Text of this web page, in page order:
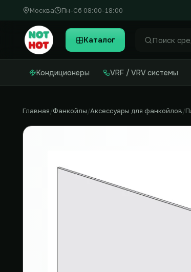
Москва Пн-Сб 08:00-18:00
Каталог Найти
Кондиционеры VRF / VRV системы
Главная Фанкойлы Аксессуары для фанкойлов